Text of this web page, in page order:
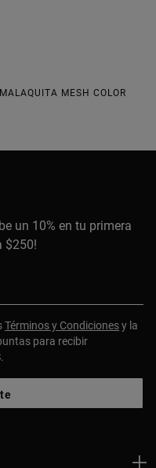
MESH COLOR
un 10% en tu primera
$250!
Términos y Condicionesy la
para recibir